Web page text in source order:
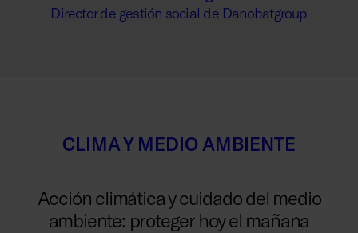
Director de gestión social de Danobatgroup
CLIMA Y MEDIO AMBIENTE
Acción climática y cuidado del medio
ambiente: proteger hoy el mañana